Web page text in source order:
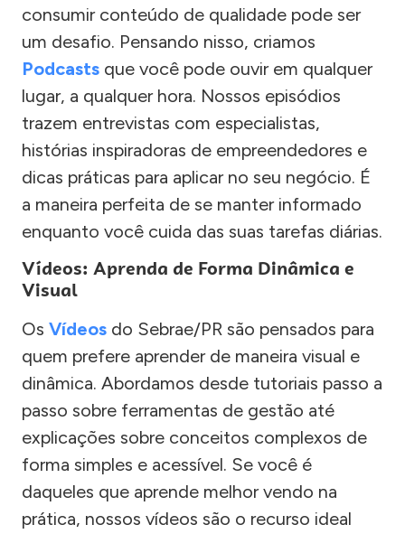
consumir conteúdo de qualidade pode ser
um desafio. Pensando nisso, criamos
Podcasts que você pode ouvir em qualquer
lugar, a qualquer hora. Nossos episódios
trazem entrevistas com especialistas,
histórias inspiradoras de empreendedores e
dicas práticas para aplicar no seu negócio. É
a maneira perfeita de se manter informado
enquanto você cuida das suas tarefas diárias.
Vídeos: Aprenda de Forma Dinâmica e
Visual
Os Vídeos do Sebrae/PR são pensados para
quem prefere aprender de maneira visual e
dinâmica. Abordamos desde tutoriais passo a
passo sobre ferramentas de gestão até
explicações sobre conceitos complexos de
forma simples e acessível. Se você é
daqueles que aprende melhor vendo na
prática, nossos vídeos são o recurso ideal